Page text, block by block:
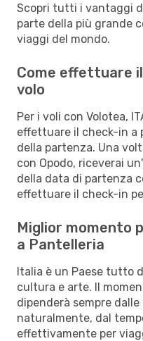
Scopri tutti i vantaggi
parte della più grande
viaggi del mondo.
Come effettuare
volo
Per i voli con Volotea,
effettuare il check-in a
della partenza. Una
con Opodo, riceverai
della data di partenza
effettuare il check-in
Miglior momento
a Pantelleria
Italia è un Paese tutto
cultura e arte. Il
dipenderà sempre
naturalmente, dal
effettivamente per